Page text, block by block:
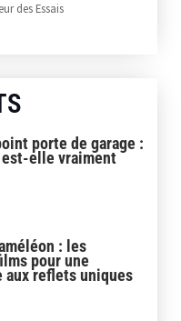
des Essais
porte de garage :
elle vraiment
: les
pour une
aux reflets uniques